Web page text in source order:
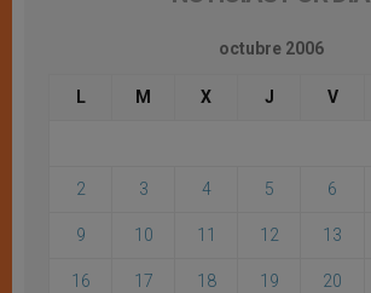
octubre 2006
L M X J V
2 3 4 5 6
9 10 11 12 13
16 17 18 19 20